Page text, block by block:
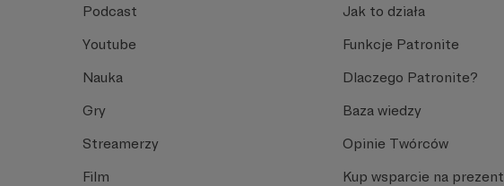
Podcast
Youtube
Nauka
Gry
Streamerzy
Film
Jak to działa
Funkcje Patronite
Dlaczego Patronite?
Baza wiedzy
Opinie Twórców
Kup wsparcie na prezent